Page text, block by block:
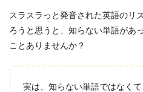
スラスラっと発音された英語のリ
ろうと思うと、知らない単語があ
ことありませんか？
実は、知らない単語ではなく